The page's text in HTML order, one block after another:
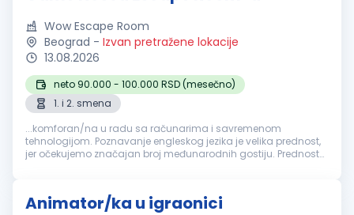
Wow Escape Room
Beograd - Izvan pretražene lokacije
13.08.2026
neto 90.000 - 100.000 RSD (mesečno)
1. i 2. smena
...komforan/na u radu sa računarima i savremenom
tehnologijom. Poznavanje engleskog jezika je velika prednost,
jer očekujemo značajan broj međunarodnih gostiju. Prednost
Animator/ka u igraonici